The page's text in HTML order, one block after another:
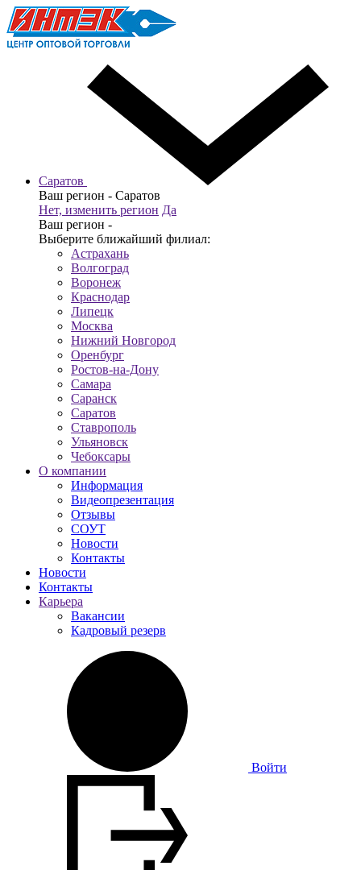
Саратов
Ваш регион - Саратов
Нет, изменить регион Да
Ваш регион -
Выберите ближайший филиал:
Астрахань
Волгоград
Воронеж
Краснодар
Липецк
Москва
Нижний Новгород
Оренбург
Ростов-на-Дону
Самара
Саранск
Саратов
Ставрополь
Ульяновск
Чебоксары
О компании
Информация
Видеопрезентация
Отзывы
СОУТ
Новости
Контакты
Новости
Контакты
Карьера
Вакансии
Кадровый резерв
Войти